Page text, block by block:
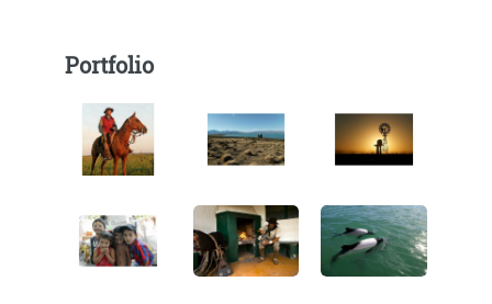
Portfolio